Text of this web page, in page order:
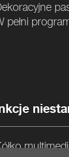
pełni